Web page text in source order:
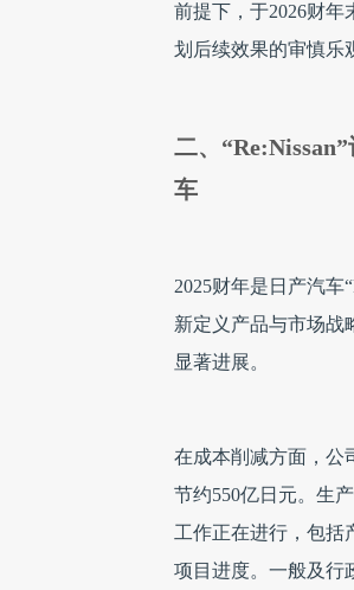
前提下，于2026财年
划后续效果的审慎乐
二、
车
2025财年是日产汽车
新定义产品与市场战
显著进展。
在成本削减方面，公
节约550亿日元。生
工作正在进行，包括
项目进度。一般及行